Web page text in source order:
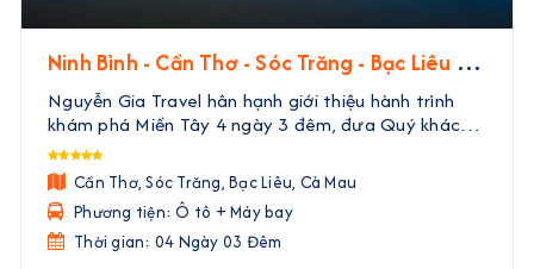
Ninh Bình - Cần Thơ - Sóc Trăng - Bạc Liêu -
Cà Mau | 4 Ngày 3 Đêm
Nguyễn Gia Travel hân hạnh giới thiệu hành trình
khám phá Miền Tây 4 ngày 3 đêm, đưa Quý khách
đến với vẻ đẹp trù phú, văn hóa độc đáo và ẩm thực
phong phú của vùng đất phương Nam. Với sự kết
hợp hoà ...
Cần Thơ, Sóc Trăng, Bạc Liêu, Cà Mau
Phương tiện: Ô tô + Máy bay
Thời gian: 04 Ngày 03 Đêm